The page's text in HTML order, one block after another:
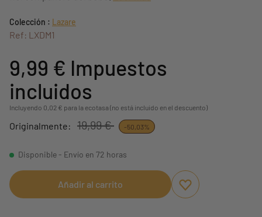
Colección : Lazare
Ref: LXDM1
9,99 € Impuestos
incluidos
Incluyendo 0,02 € para la ecotasa (no está incluido en el descuento)
Originalmente: 19,99 € -50,03%
Disponible - Envío en 72 horas
Añadir al carrito
Aggiungi ai
borrar favoritos